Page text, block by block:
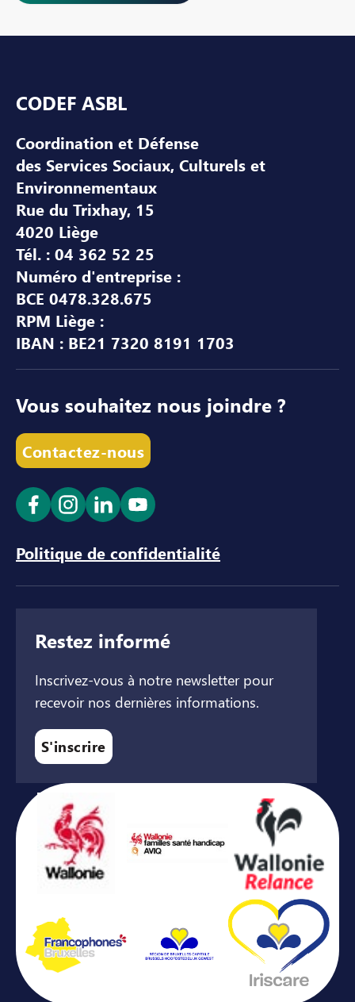
CODEF ASBL
Coordination et Défense
des Services Sociaux, Culturels et
Environnementaux
Rue du Trixhay, 15
4020 Liège
Tél. : 04 362 52 25
Numéro d'entreprise :
BCE 0478.328.675
RPM Liège :
IBAN : BE21 7320 8191 1703
Vous souhaitez nous joindre ?
Contactez-nous
Ouvrir le lien dans un nouvel onglet
Ouvrir le lien dans un nouvel onglet
Ouvrir le lien dans un nouvel
Ouvrir le lien dans un
Politique de confidentialité
Restez informé
Inscrivez-vous à notre newsletter pour
recevoir nos dernières informations.
S'inscrire
Avec le soutien de ...